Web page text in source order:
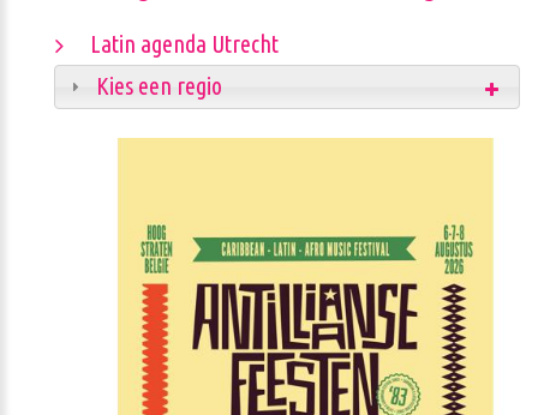
Latin agenda Utrecht
Kies een regio